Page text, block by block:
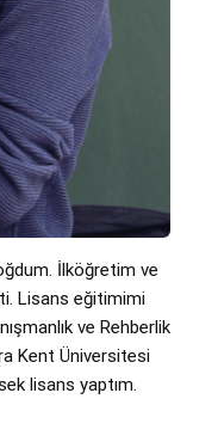
İlköğretim ve
Lisans eğitimimi
ve Rehberlik
Kent Üniversitesi
lisans yaptım.